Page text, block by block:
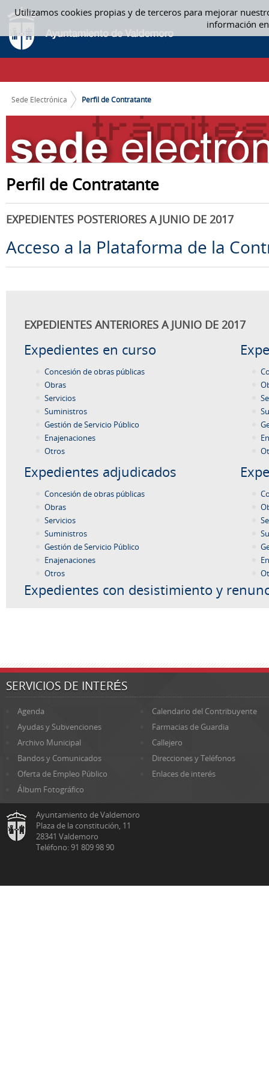
Utilizamos cookies propias y de terceros para mejorar
información
Saltar al contenido
PERFIL DE CONTRATANTE
CAMINO DE MIGAS
Sede Electrónica Perfil de Contratante
Perfil de Contratante
EXPEDIENTES POSTERIORES A JUNIO DE 2017
Acceso a la Plataforma de la
EXPEDIENTES ANTERIORES A JUNIO DE 2017
Expedientes en curso
Concesión de obras públicas
Obras
Servicios
Suministros
Gestión de Servicio Público
Enajenaciones
Otros
Expedientes adjudicados
Concesión de obras públicas
Obras
Servicios
Suministros
Gestión de Servicio Público
Enajenaciones
Otros
Expedientes con desistimiento y
SERVICIOS DE INTERÉS
Agenda
Calendario del Contribuyente
Ayudas y Subvenciones
Farmacias de Guardia
Archivo Municipal
Callejero
Bandos y Comunicados
Direcciones y Teléfonos
Oferta de Empleo Público
Enlaces de interés
Álbum Fotográfico
Ayuntamiento de Valdemoro
Plaza de la constitución, 11
28341 Valdemoro
Teléfono: 91 809 98 90